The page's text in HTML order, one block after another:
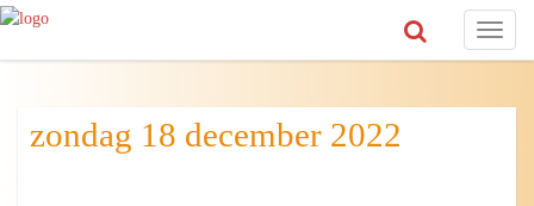
Toggle
zondag 18 december 2022